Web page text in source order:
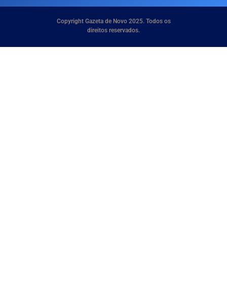
Copyright Gazeta de Novo 2025. Todos os
direitos reservados.